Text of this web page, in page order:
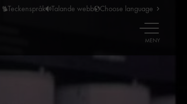
Teckenspråk Talande webb Choose language
ÖPPNA
MENY